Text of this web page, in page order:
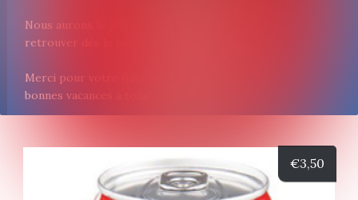
Nous aurons le plaisir de vous
retrouver dès le mardi 27 août.
Merci pour votre fidélité et très
bonnes vacances à tous!
€3,50